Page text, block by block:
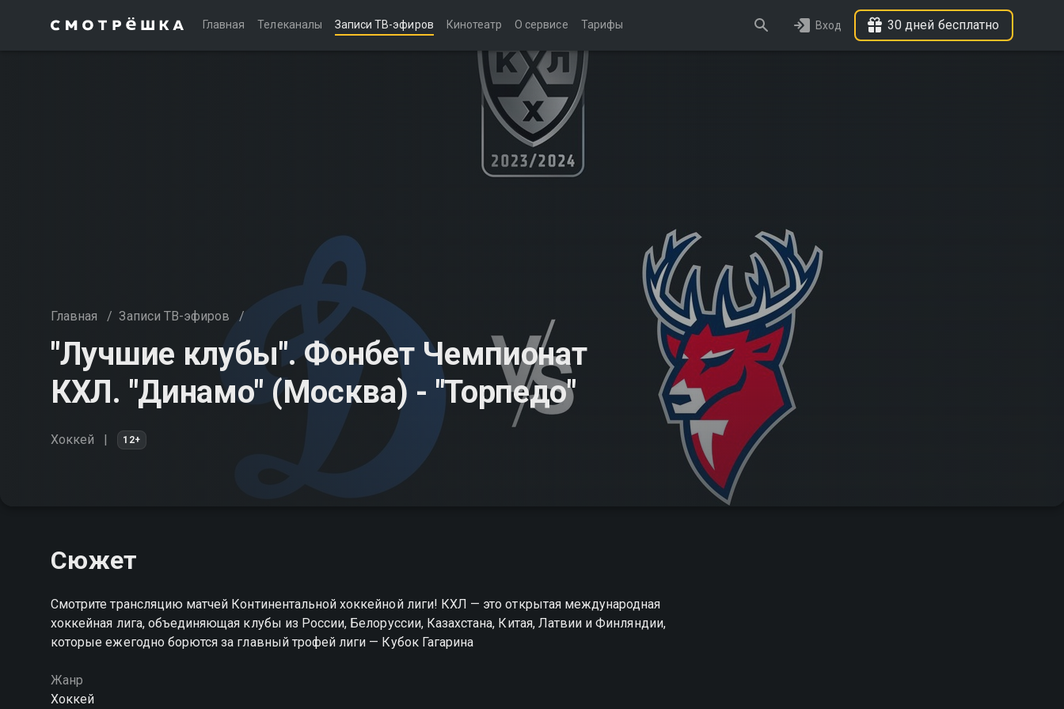
Главная Телеканалы Записи ТВ-эфиров Кинотеатр О сервисе Тарифы Вход 30 дней бесплатно
Главная / Записи ТВ-эфиров /
"Лучшие клубы". Фонбет Чемпионат
КХЛ. "Динамо" (Москва) - "Торпедо"
Хоккей 12+
Сюжет
Смотрите трансляцию матчей Континентальной хоккейной лиги! КХЛ — это открытая международная
хоккейная лига, объединяющая клубы из России, Белоруссии, Казахстана, Китая, Латвии и Финляндии,
которые ежегодно борются за главный трофей лиги — Кубок Гагарина
Жанр
Хоккей